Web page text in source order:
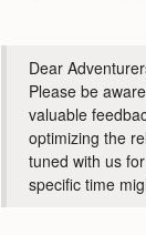
Dear
Please be
valuable
optimizing the
tuned with us
specific time